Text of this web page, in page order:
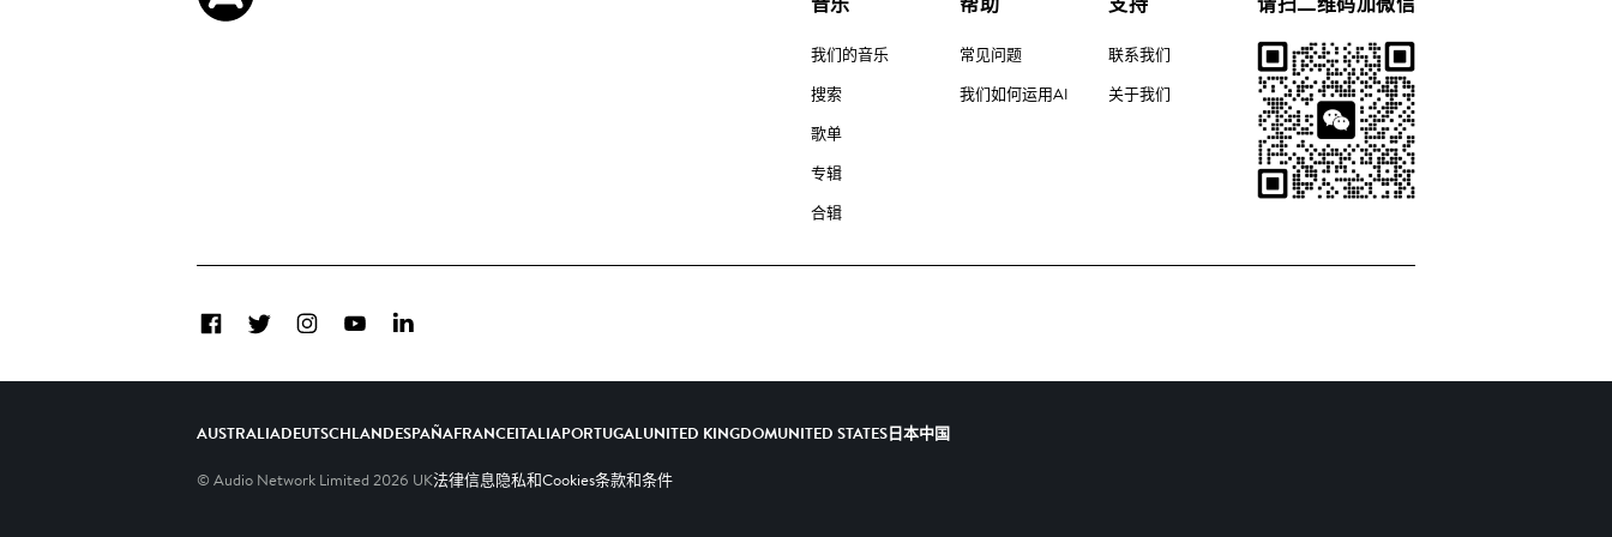
我们的音乐
搜索
歌单
专辑
合辑
常见问题
我们如何运用AI
联系我们
关于我们
FacebookTwitterInstagramYouTubeLinkedIn
AUSTRALIADEUTSCHLANDESPAÑAFRANCEITALIAPORTUGALUNITED KINGDOMUNITED STATES日本中国
© Audio Network Limited 2026 UK法律信息隐私和Cookies条款和条件